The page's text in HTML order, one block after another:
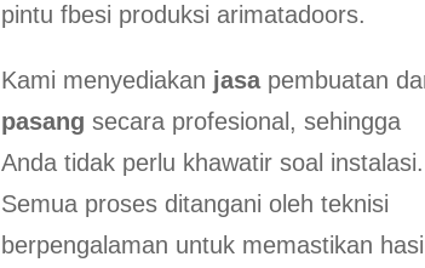
pintu fbesi produksi arimatadoors.
Kami menyediakan jasapembuatan
pasang secara profesional, sehingga
Anda tidak perlu khawatir soal instalasi.
Semua proses ditangani oleh teknisi
berpengalaman untuk memastikan